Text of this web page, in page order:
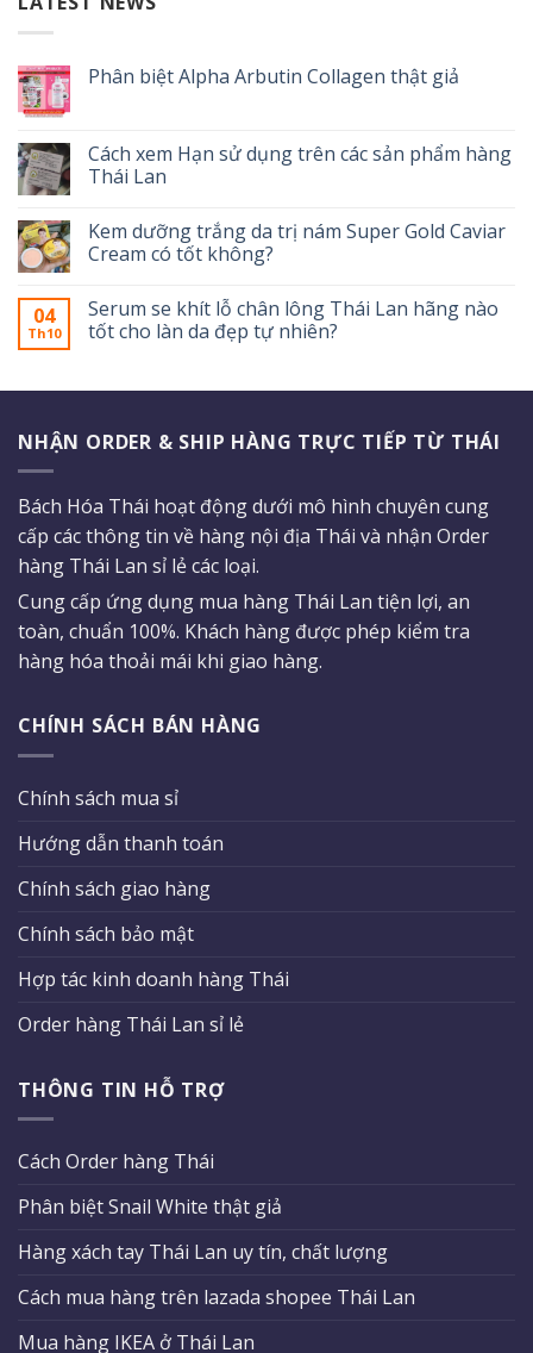
Phân biệt Alpha Arbutin Collagen thật giả
Cách xem Hạn sử dụng trên các sản phẩm hàng
Thái Lan
Kem dưỡng trắng da trị nám Super Gold Caviar
Cream có tốt không?
04
Th10
Serum se khít lỗ chân lông Thái Lan hãng nào
tốt cho làn da đẹp tự nhiên?
NHẬN ORDER & SHIP HÀNG TRỰC TIẾP TỪ THÁI
Bách Hóa Thái hoạt động dưới mô hình chuyên cung
cấp các thông tin về hàng nội địa Thái và nhận Order
hàng Thái Lan sỉ lẻ các loại.
Cung cấp ứng dụng mua hàng Thái Lan tiện lợi, an
toàn, chuẩn 100%. Khách hàng được phép kiểm tra
hàng hóa thoải mái khi giao hàng.
CHÍNH SÁCH BÁN HÀNG
Chính sách mua sỉ
Hướng dẫn thanh toán
Chính sách giao hàng
Chính sách bảo mật
Hợp tác kinh doanh hàng Thái
Order hàng Thái Lan sỉ lẻ
THÔNG TIN HỖ TRỢ
Cách Order hàng Thái
Phân biệt Snail White thật giả
Hàng xách tay Thái Lan uy tín, chất lượng
Cách mua hàng trên lazada shopee Thái Lan
Mua hàng IKEA ở Thái Lan